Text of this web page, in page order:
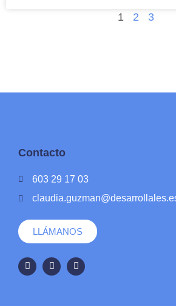
1 2 3
Contacto
603 29 17 03
LLÁMANOS